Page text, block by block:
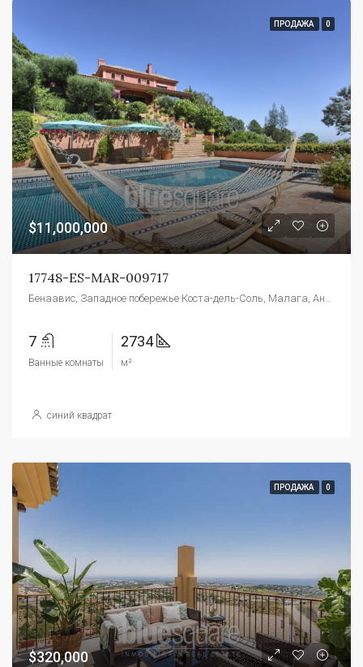
ПРОДАЖА 0
$11,000,000
17748-ES-MAR-009717
7
Ванные комнаты
2734
м²
синий квадрат
ПРОДАЖА 0
$320,000